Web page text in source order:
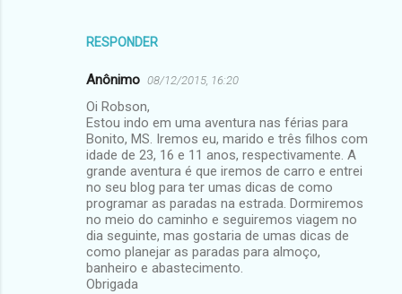
RESPONDER
Anônimo 08/12/2015, 16:20
Oi Robson,
Estou indo em uma aventura nas férias para
Bonito, MS. Iremos eu, marido e três filhos com
idade de 23, 16 e 11 anos, respectivamente. A
grande aventura é que iremos de carro e entrei
no seu blog para ter umas dicas de como
programar as paradas na estrada. Dormiremos
no meio do caminho e seguiremos viagem no
dia seguinte, mas gostaria de umas dicas de
como planejar as paradas para almoço,
banheiro e abastecimento.
Obrigada